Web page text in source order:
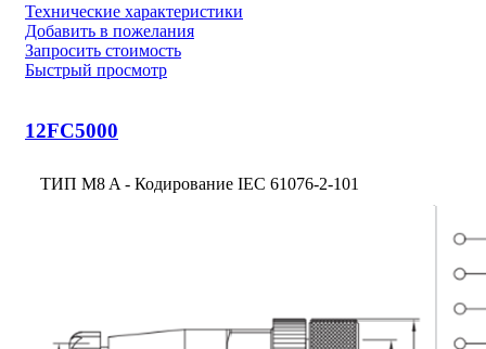
Технические характеристики
Добавить в пожелания
Запросить стоимость
Быстрый просмотр
12FC5000
ТИП M8 A - Кодирование IEC 61076-2-101